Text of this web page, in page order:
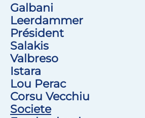
Galbani
Leerdammer
Président
Salakis
Valbreso
Istara
Lou Perac
Corsu Vecchiu
Societe